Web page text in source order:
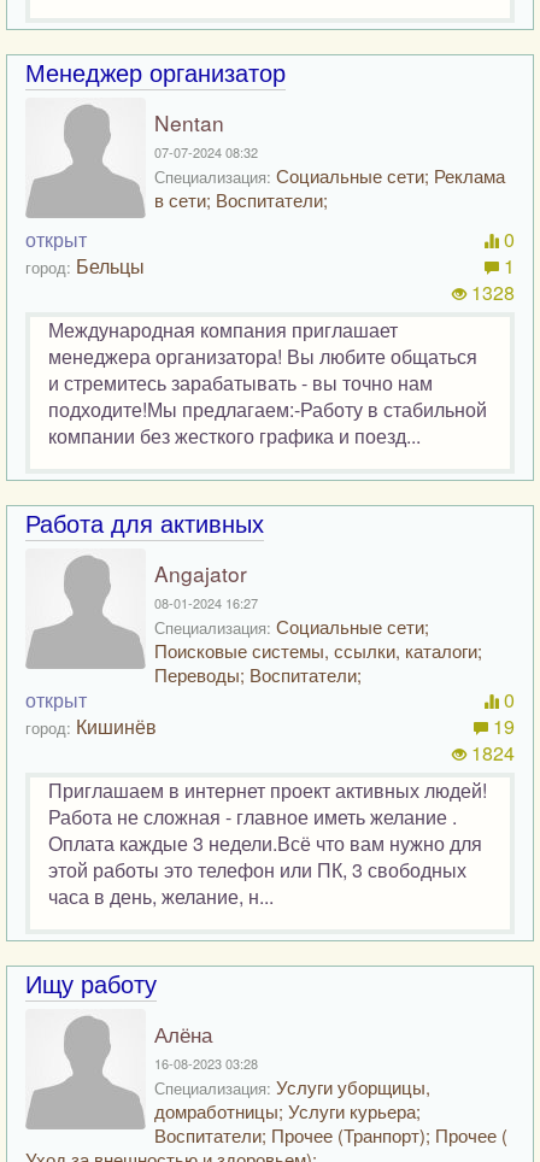
Менеджер организатор
Nentan
07-07-2024 08:32
Специализация: Социальные сети; Реклама
в сети; Воспитатели;
открыт
город: Бельцы
0
1
1328
Международная компания приглашает
менеджера организатора! Вы любите общаться
и стремитесь зарабатывать - вы точно нам
подходите!Мы предлагаем:-Работу в стабильной
компании без жесткого графика и поезд...
Работа для активных
Angajator
08-01-2024 16:27
Специализация: Социальные сети;
Поисковые системы, ссылки, каталоги;
Переводы; Воспитатели;
открыт
город: Кишинёв
0
19
1824
Приглашаем в интернет проект активных людей!
Работа не сложная - главное иметь желание .
Оплата каждые 3 недели.Всё что вам нужно для
этой работы это телефон или ПК, 3 свободных
часа в день, желание, н...
Ищу работу
Алёна
16-08-2023 03:28
Специализация: Услуги уборщицы,
домработницы; Услуги курьера;
Воспитатели; Прочее (Транпорт); Прочее (